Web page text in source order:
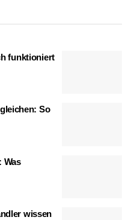
funktioniert
So
Was
wissen